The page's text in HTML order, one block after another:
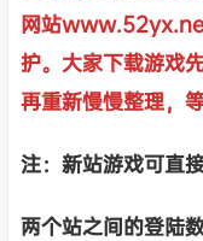
网站
护。大家下载游戏
再重新慢慢整理，
注：新站游戏可直
两个站之间的登陆